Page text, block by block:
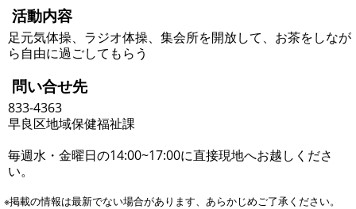
活動内容
足元気体操、ラジオ体操、集会所を開放して、お茶をしなが
ら自由に過ごしてもらう
問い合せ先
833-4363
早良区地域保健福祉課
毎週水・金曜日の14:00~17:00に直接現地へお越しくださ
い。
※掲載の情報は最新でない場合があります、あらかじめご了承ください。